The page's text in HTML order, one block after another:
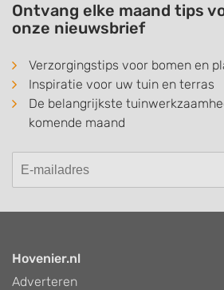
Ontvang elke maand tips
onze nieuwsbrief
Verzorgingstips voor bomen en
Inspiratie voor uw tuin en terras
De belangrijkste
komende maand
Hovenier.nl
Adverteren